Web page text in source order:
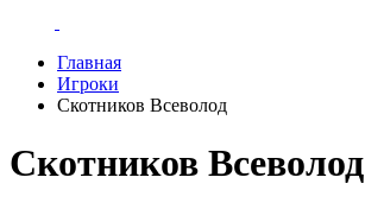
Главная
Игроки
Скотников Всеволод
Скотников Всеволод